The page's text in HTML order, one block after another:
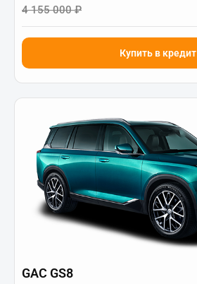
4 155 000 ₽
Купить в кредит
GAC GS8